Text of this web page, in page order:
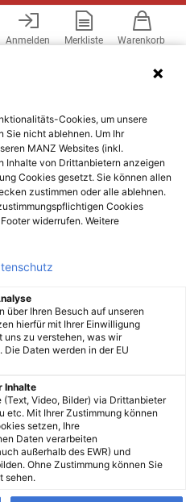
Anmelden Merkliste Warenkorb
Cookies, um unsere
Sie nicht ablehnen. Um Ihr
MANZ Websites (inkl.
Inhalte von Drittanbietern anzeigen
Cookies gesetzt. Sie können allen
zustimmen oder alle ablehnen.
Cookies
widerrufen. Weitere
über Ihren Besuch auf unseren
hierfür mit Ihrer Einwilligung
uns zu verstehen, was wir
Die Daten werden in der EU
Inhalte
(Text, Video, Bilder) via Drittanbieter
etc. Mit Ihrer Zustimmung können
setzen, Ihre
Daten verarbeiten
außerhalb des EWR) und
Ohne Zustimmung können Sie
sehen.